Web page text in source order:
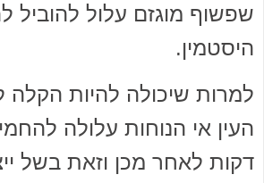
שפשוף מוגזם עלול להוביל
היסטמין.
למרות שיכולה להיות
העין אי הנוחות עלולה
דקות לאחר מכן וזאת בשל